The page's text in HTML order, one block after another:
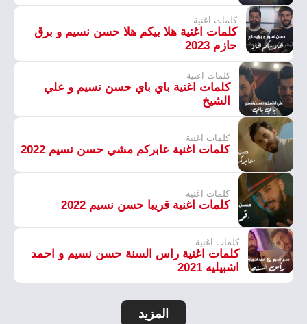
كلمات اغنية
كلمات اغنية هلا بيكم هلا حسن نسيم و برق
حازم 2023
كلمات اغنية
كلمات اغنية باي باي حسن نسيم و علي
الشيخ
كلمات اغنية
كلمات اغنية عابركم مشي حسن نسيم 2022
كلمات اغنية
كلمات اغنية قريبا حسن نسيم 2022
كلمات اغنية
كلمات اغنية راس السنة حسن نسيم و احمد
اشبيليه 2021
المزيد